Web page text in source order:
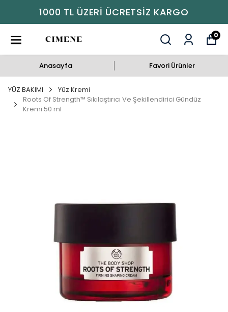
1000 TL ÜZERI ÜCRETSIZ KARGO
0
Anasayfa Favori Ürünler
YÜZ BAKIMI
Yüz Kremi
Roots Of Strength™ Sıkılaştırıcı Ve Şekillendirici Gündüz
Kremi 50 ml